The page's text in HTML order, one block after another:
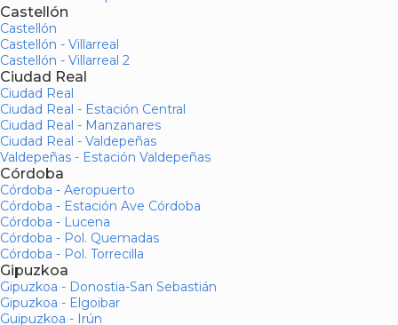
Castellón
Castellón
Castellón - Villarreal
Castellón - Villarreal 2
Ciudad Real
Ciudad Real
Ciudad Real - Estación Central
Ciudad Real - Manzanares
Ciudad Real - Valdepeñas
Valdepeñas - Estación Valdepeñas
Córdoba
Córdoba - Aeropuerto
Córdoba - Estación Ave Córdoba
Córdoba - Lucena
Córdoba - Pol. Quemadas
Córdoba - Pol. Torrecilla
Gipuzkoa
Gipuzkoa - Donostia-San Sebastián
Gipuzkoa - Elgoibar
Guipuzkoa - Irún